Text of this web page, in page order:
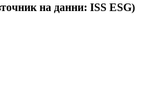
на данни: ISS ESG)